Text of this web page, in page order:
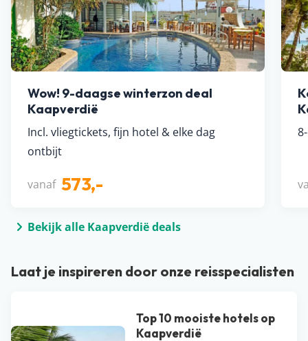
Wow! 9-daagse winterzon deal
Kaapverdië
Incl. vliegtickets, fijn hotel & elke dag
ontbijt
vanaf 573,-
Bekijk alle Kaapverdië deals
Laat je inspireren door onze reisspecialisten
Top 10 mooiste hotels op
Kaapverdië